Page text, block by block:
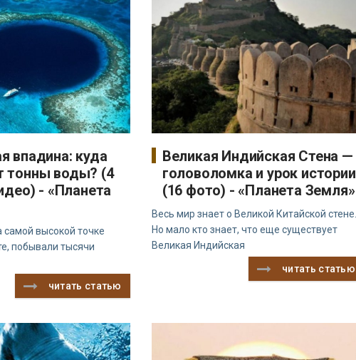
впадина: куда
тонны воды? (4
- «Планета
самой высокой точке
побывали тысячи
читать статью
Великая Индийская Стена —
головоломка и урок истории
(16 фото) - «Планета Земля»
Весь мир знает о Великой Китайской стене.
Но мало кто знает, что еще существует
Великая Индийская
читать статью